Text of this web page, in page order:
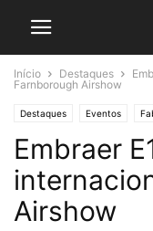
Início Destaques
Farnborough Airshow
Destaques Eventos
Embraer
Airshow